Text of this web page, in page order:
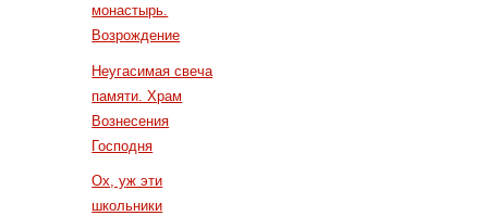
монастырь.
Возрождение
Неугасимая свеча
памяти. Храм
Вознесения
Господня
Ох, уж эти
школьники